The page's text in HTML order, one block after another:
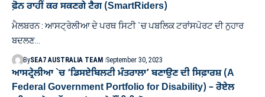
ਫ਼ੋਨ ਰਾਹੀਂ ਕਰ ਸਕਣਗੇ ਟੈਗ (SmartRiders)
ਮੈਲਬਰਨ : ਆਸਟ੍ਰੇਲੀਆ ਦੇ ਪਰਥ ਸਿਟੀ `ਚ ਪਬਲਿਕ ਟਰਾਂਸਪੋਰਟ ਦੀ ਨੁਹਾਰ
ਬਦਲਣ…
BySEA7 AUSTRALIA TEAM September 30, 2023
ਆਸਟ੍ਰੇਲੀਆ `ਚ ‘ਡਿਸਏਬਿਲਟੀ ਮੰਤਰਾਲਾ’ ਬਣਾਉਣ ਦੀ ਸਿਫ਼ਾਰਸ਼ (A
Federal Government Portfolio for Disability) – ਰੋਏਲ